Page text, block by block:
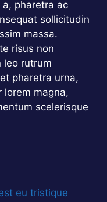
pharetra ac
sollicitudin
massa.
risus non
leo rutrum
pharetra urna,
lorem magna,
scelerisque
eu tristique